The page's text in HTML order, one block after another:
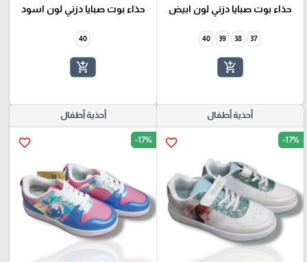
حذاء بوت صبايا دزني لون ابيض
37
38
39
40
add_shopping_cart
حذاء بوت صبايا دزني لون اسود
40
add_shopping_cart
أحذية أطفال
favorite_border -17%
أحذية أطفال
favorite_border -17%